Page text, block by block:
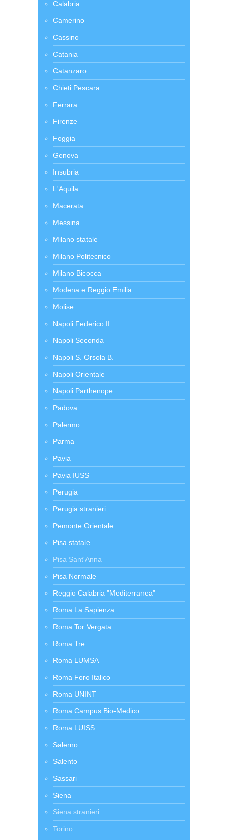
Calabria
Camerino
Cassino
Catania
Catanzaro
Chieti Pescara
Ferrara
Firenze
Foggia
Genova
Insubria
L'Aquila
Macerata
Messina
Milano statale
Milano Politecnico
Milano Bicocca
Modena e Reggio Emilia
Molise
Napoli Federico II
Napoli Seconda
Napoli S. Orsola B.
Napoli Orientale
Napoli Parthenope
Padova
Palermo
Parma
Pavia
Pavia IUSS
Perugia
Perugia stranieri
Pemonte Orientale
Pisa statale
Pisa Sant'Anna
Pisa Normale
Reggio Calabria "Mediterranea"
Roma La Sapienza
Roma Tor Vergata
Roma Tre
Roma LUMSA
Roma Foro Italico
Roma UNINT
Roma Campus Bio-Medico
Roma LUISS
Salerno
Salento
Sassari
Siena
Siena stranieri
Torino